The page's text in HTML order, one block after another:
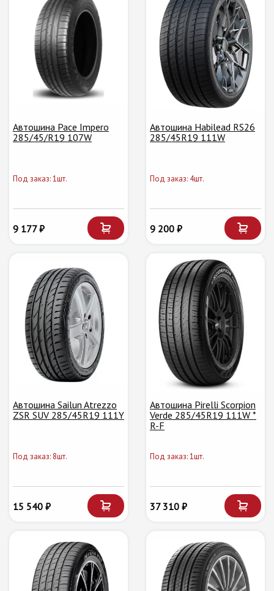
Автошина Pace Impero
285/45/R19 107W
Под заказ: 1шт.
9 177 ₽
Автошина Habilead RS26
285/45R19 111W
Под заказ: 4шт.
9 200 ₽
Автошина Sailun Atrezzo
ZSR SUV 285/45R19 111Y
Под заказ: 8шт.
15 540 ₽
Автошина Pirelli Scorpion
Verde 285/45R19 111W *
R-F
Под заказ: 1шт.
37 310 ₽